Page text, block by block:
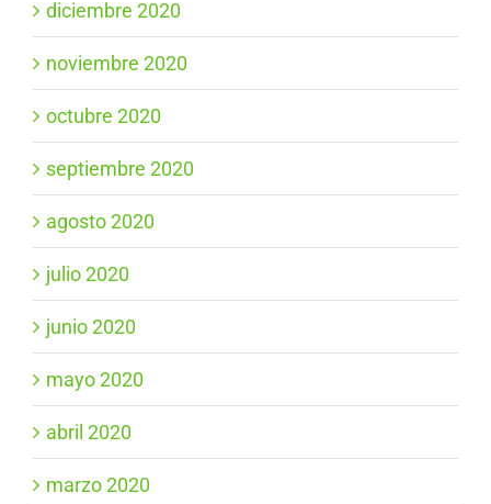
diciembre 2020
noviembre 2020
octubre 2020
septiembre 2020
agosto 2020
julio 2020
junio 2020
mayo 2020
abril 2020
marzo 2020